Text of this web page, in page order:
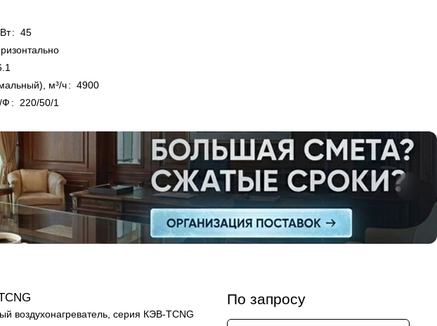
: 45
м³/ч: 4900
Ф : 220/50/1
воздухонагреватель, серия КЭВ-TCNG
По запросу